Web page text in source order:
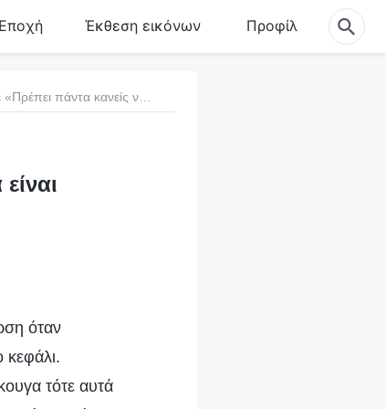
Έκθεση εικόνων Προφίλ
όταν
κεφάλι.
τότε αυτά